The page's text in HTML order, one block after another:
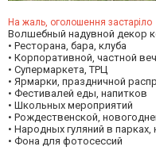
На жаль, оголошення застаріло
Волшебный надувной декор
• Ресторана, бара, клуба
• Корпоративной, частной
• Супермаркета, ТРЦ
• Ярмарки, праздничной
• Фестивалей еды, напитков
• Школьных мероприятий
• Рождественской,
• Народных гуляний в
• Фона для фотосессий